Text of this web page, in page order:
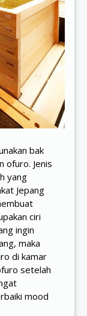
bak
ofuro. Jenis
yang
Jepang
ciri
ingin
maka
di kamar
setelah
mood